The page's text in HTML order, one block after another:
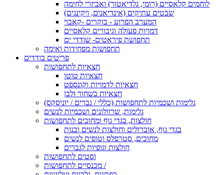
לוחמים קלאסיים (רומי, גלדיאטור) ואביזרי לחימה
שבטים עתיקים (אינדיאנים, ויקינגים)
המערב הפרוע - בוקרים -קאבוי
דמויות פעולה וגיבורים קלאסיים
תחפושת פיראטים- שודדי ים
תחפושות מפחידות ואימה
פריטים בודדים
חצאיות לתחפושות
חצאיות טוטו
חצאיות לדמויות וקונספט
חצאיות בשחור ולבן
גלימות ושכמיות לתחפושות (כללי / גברים / יוניסקס)
גלימות, שרוולונים ושכמיות לנשים
חולצות, בגדי גוף ומחוכים לתחפושות
בגדי גוף, אוברולים וחולצות לנשים ובנות
מחוכים, סטרפלס וטופים לנשים
חולצות וגופיות לגברים
וסטים לתחפושות
מכנסיים לתחפושות /